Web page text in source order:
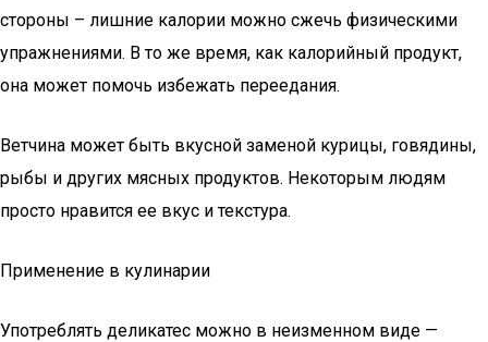
стороны – лишние калории можно сжечь физическими
упражнениями. В то же время, как калорийный продукт,
она может помочь избежать переедания.
Ветчина может быть вкусной заменой курицы, говядины,
рыбы и других мясных продуктов. Некоторым людям
просто нравится ее вкус и текстура.
Применение в кулинарии
Употреблять деликатес можно в неизменном виде —